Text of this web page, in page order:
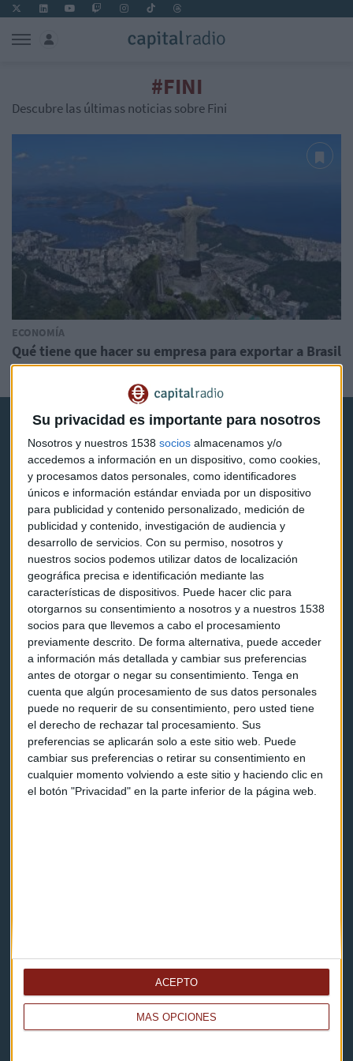
Su privacidad es importante para nosotros
Nosotros y nuestros 1538 socios almacenamos y/o
accedemos a información en un dispositivo, como cookies,
y procesamos datos personales, como identificadores
únicos e información estándar enviada por un dispositivo
para publicidad y contenido personalizado, medición de
publicidad y contenido, investigación de audiencia y
desarrollo de servicios. Con su permiso, nosotros y
nuestros socios podemos utilizar datos de localización
geográfica precisa e identificación mediante las
características de dispositivos. Puede hacer clic para
otorgarnos su consentimiento a nosotros y a nuestros 1538
socios para que llevemos a cabo el procesamiento
previamente descrito. De forma alternativa, puede acceder
a información más detallada y cambiar sus preferencias
antes de otorgar o negar su consentimiento. Tenga en
cuenta que algún procesamiento de sus datos personales
puede no requerir de su consentimiento, pero usted tiene
el derecho de rechazar tal procesamiento. Sus
preferencias se aplicarán solo a este sitio web. Puede
cambiar sus preferencias o retirar su consentimiento en
cualquier momento volviendo a este sitio y haciendo clic en
el botón "Privacidad" en la parte inferior de la página web.
MÁS OPCIONES
ACEPTO
#FINI
Descubre las últimas noticias sobre Fini
ECONOMÍA
Qué tiene que hacer su empresa para exportar a Brasil
Alicia Calvete
Capital Radio
Noticias
Eventos
Consultorios
Programas y podcasts
Contacto & Legal
Contacto
Cómo escucharnos
Política de privacidad